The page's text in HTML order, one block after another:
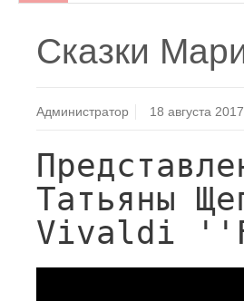
Сказки
Администратор 18 августа 2017
Татьяны
Vivaldi